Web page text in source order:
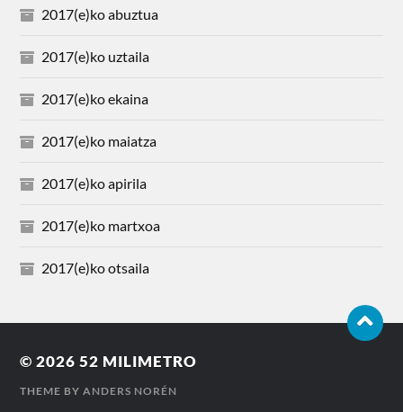
2017(e)ko abuztua
2017(e)ko uztaila
2017(e)ko ekaina
2017(e)ko maiatza
2017(e)ko apirila
2017(e)ko martxoa
2017(e)ko otsaila
© 202652 MILIMETRO
THEME BYANDERS NORÉN